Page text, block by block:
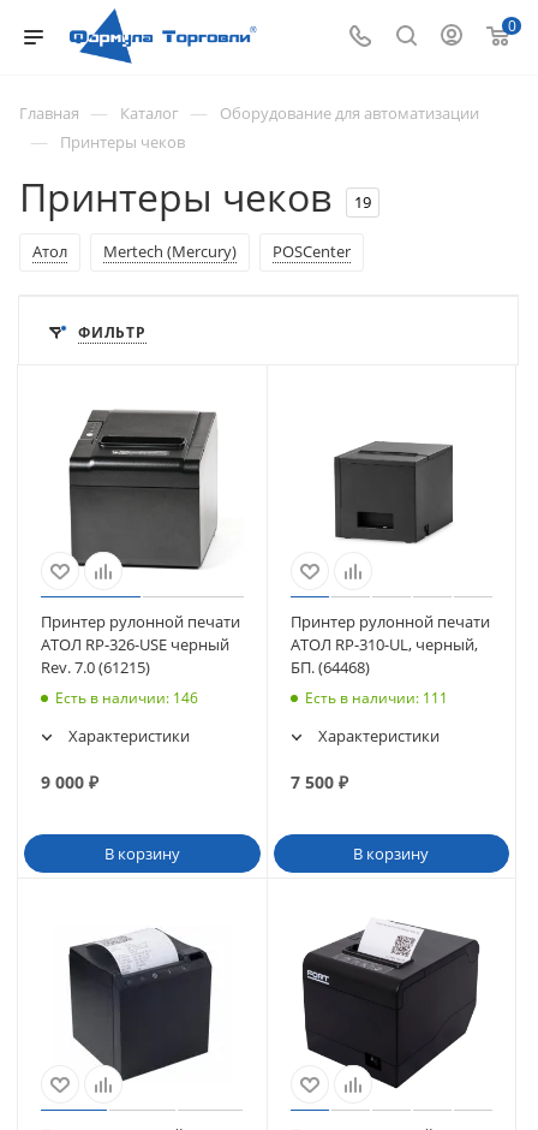
0
Главная — Каталог — Оборудование для автоматизации
— Принтеры чеков
Принтеры чеков 19
Атол Mertech (Mercury) POSCenter
ФИЛЬТР
Принтер рулонной печати
АТОЛ RP-326-USE черный
Rev. 7.0 (61215)
Есть в наличии: 146
Характеристики
9 000 ₽
В корзину
Принтер рулонной печати
АТОЛ RP-310-UL, черный,
БП. (64468)
Есть в наличии: 111
Характеристики
7 500₽
В корзину